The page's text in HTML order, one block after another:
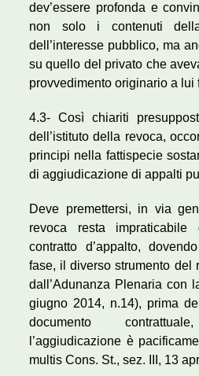
dev’essere profonda e
non solo i contenuti
dell’interesse pubblico, ma
su quello del privato che
provvedimento originario a lui
4.3- Così chiariti
dell’istituto della revoca,
principi nella fattispecie
di aggiudicazione di appalti
Deve premettersi, in via
revoca resta
contratto d’appalto,
fase, il diverso strumento del
dall’Adunanza Plenaria con
giugno 2014, n.14), prima
documento
l’aggiudicazione è
multis Cons. St., sez. III, 13